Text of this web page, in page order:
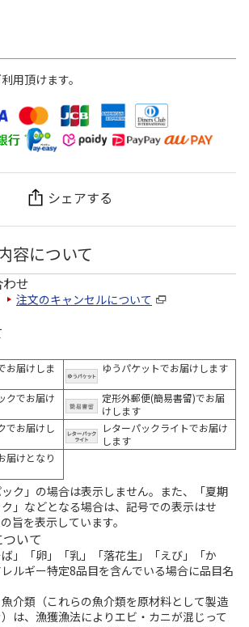
用頂けます。
シェアする
容について
せ
注文のキャンセルについて
お届けしま
ゆうパケットでお届けします
クでお届け
定形外郵便(簡易書留)でお届
けします
でお届けし
レターパックライトでお届け
します
届けとなり
ク」の場合は表示しません。また、「夏期
」などとなる場合は、記号での表示はせ
旨を表示しています。
いて
」「卵」「乳」「落花生」「えび」「か
ルギー特定8品目を含んでいる場合に品目名
介類（これらの魚介類を原材料として製造
は、漁獲漁法によりエビ・カニが混じって